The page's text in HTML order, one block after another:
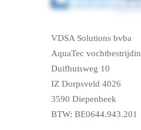
VDSA Solutions bvba
AquaTec
Duifhuisweg 10
IZ Dorpsveld 4026
3590 Diepenbeek
BTW: BE0644.943.201